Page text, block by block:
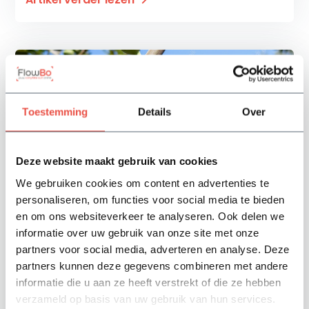
Toestemming Details Over
Deze website maakt gebruik van cookies
We gebruiken cookies om content en advertenties te
personaliseren, om functies voor social media te bieden
en om ons websiteverkeer te analyseren. Ook delen we
informatie over uw gebruik van onze site met onze
partners voor social media, adverteren en analyse. Deze
partners kunnen deze gegevens combineren met andere
informatie die u aan ze heeft verstrekt of die ze hebben
verzameld op basis van uw gebruik van hun services.
Flowbo - Maandag 26 Juni 2023
Welke voeding heeft een vijgenboom
nodig?
Als trotse eigenaar van deze prachtige boom, is het
belangrijk om te weten welke voedingsstoffen hij nodig
heeft om gezond en weelderig te groeien. Door de juiste
voeding te bieden, kun je ervoor zorgen dat jouw